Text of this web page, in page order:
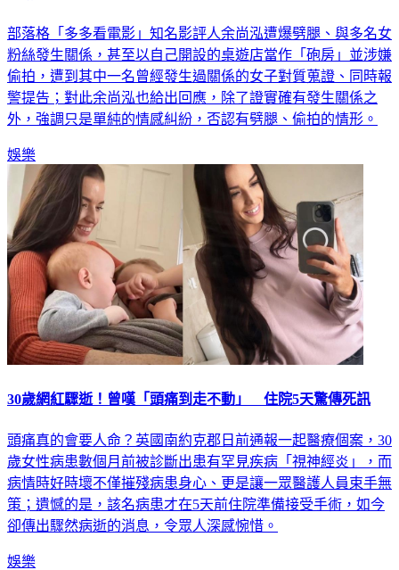
部落格「多多看電影」知名影評人余尚泓遭爆劈腿、與多名女
粉絲發生關係，甚至以自己開設的桌遊店當作「砲房」並涉嫌
偷拍，遭到其中一名曾經發生過關係的女子對質蒐證、同時報
警提告；對此余尚泓也給出回應，除了證實確有發生關係之
外，強調只是單純的情感糾紛，否認有劈腿、偷拍的情形。
娛樂
30歲網紅驟逝！曾嘆「頭痛到走不動」 住院5天驚傳死訊
頭痛真的會要人命？英國南約克郡日前通報一起醫療個案，30
歲女性病患數個月前被診斷出患有罕見疾病「視神經炎」，而
病情時好時壞不僅摧殘病患身心、更是讓一眾醫護人員束手無
策；遺憾的是，該名病患才在5天前住院準備接受手術，如今
卻傳出驟然病逝的消息，令眾人深感惋惜。
娛樂